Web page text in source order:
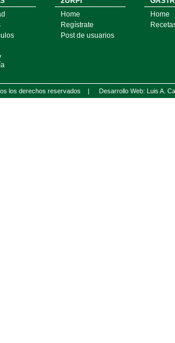
Home
Regístrate
Post de usuarios
Home
los derechos reservados | Desarrollo Web: Luis